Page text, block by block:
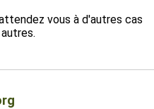
vous à d'autres cas